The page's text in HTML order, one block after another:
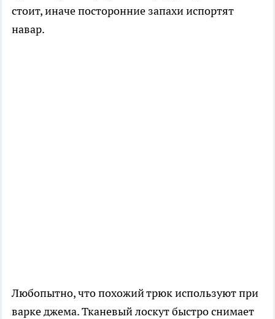
стоит, иначе посторонние запахи испортят
навар.
Любопытно, что похожий трюк используют при
варке джема. Тканевый лоскут быстро снимает